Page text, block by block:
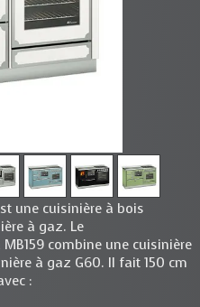
une cuisinière à bois
à gaz. Le
MB159 combine une cuisinière
à gaz G60. Il fait 150 cm
: